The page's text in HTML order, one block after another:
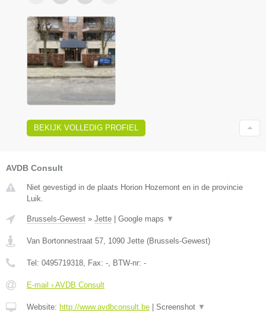
BEKIJK VOLLEDIG PROFIEL
AVDB Consult
Niet gevestigd in de plaats Horion Hozemont en in de provincie
Luik.
Brussels-Gewest » Jette | Google maps ▼
Van Bortonnestraat 57 1090 Jette (Brussels-Gewest)
Tel: 0495719318 , Fax: - , BTW-nr: -
E-mail › AVDB Consult
Website: http://www.avdbconsult.be | Screenshot ▼